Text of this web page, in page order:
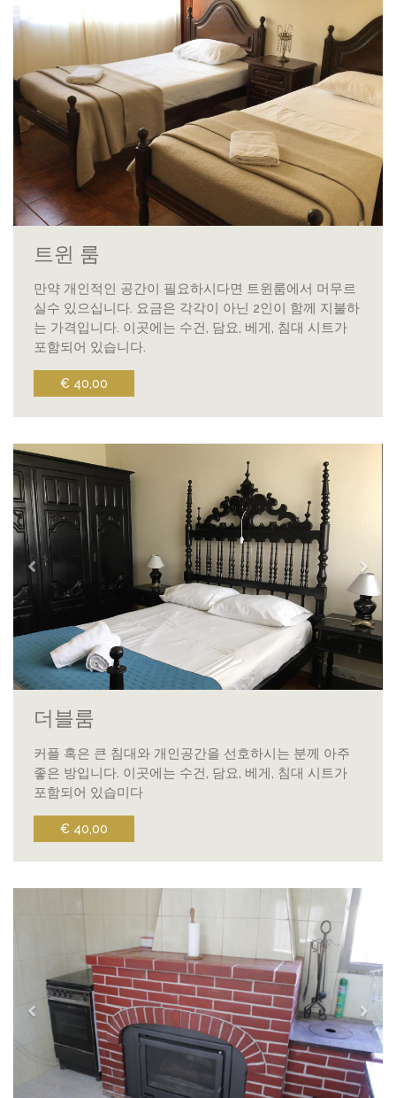
트윈 룸
만약 개인적인 공간이 필요하시다면 트윈룸에서 머무르
실수 있으십니다. 요금은 각각이 아닌 2인이 함께 지불하
는 가격입니다. 이곳에는 수건, 담요, 베게, 침대 시트가
포함되어 있습니다.
€ 40,00
더블룸
커플 혹은 큰 침대와 개인공간을 선호하시는 분께 아주
좋은 방입니다. 이곳에는 수건, 담요, 베게, 침대 시트가
포함되어 있습미다
€ 40,00